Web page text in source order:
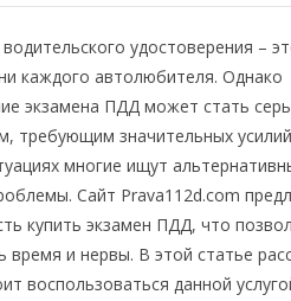
удостоверения –
каждого автолюбителя. Однако
экзамена ПДД может стать
требующим значительных
многие ищут
Сайт Prava112d.com
купить экзамен ПДД, что
время и нервы. В этой статье
воспользоваться данной